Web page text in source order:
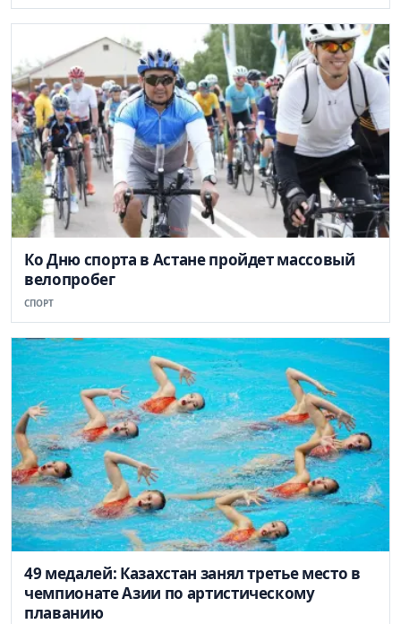
Ко Дню спорта в Астане пройдет массовый
велопробег
СПОРТ
49 медалей: Казахстан занял третье место в
чемпионате Азии по артистическому
плаванию